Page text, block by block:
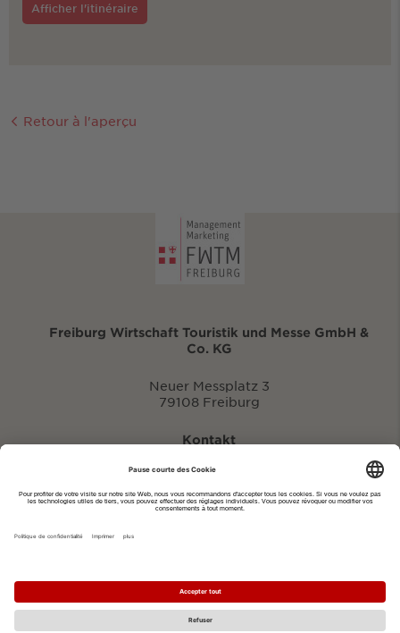
Afficher l'itinéraire
Retour à l'aperçu
Freiburg Wirtschaft Touristik und Messe GmbH &
Co. KG
Neuer Messplatz 3
79108 Freiburg
Kontakt
eventportal@fwtm.de
Imprimer